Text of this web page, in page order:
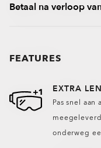
Betaal na verloop
FEATURES
EXTRA
Pas snel
onderweg